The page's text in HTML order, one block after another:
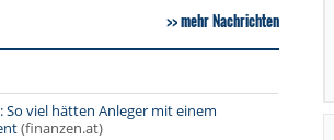
mehr Nachrichten
So viel hätten Anleger mit einem
(finanzen.at)